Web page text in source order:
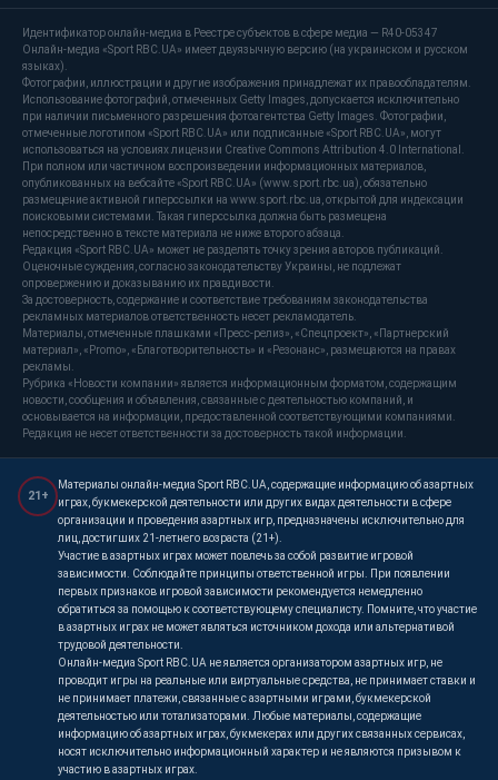
Идентификатор онлайн-медиа в Реестре субъектов в сфере медиа — R40-05347
Онлайн-медиа «Sport RBC.UA» имеет двуязычную версию (на украинском и русском
языках).
Фотографии, иллюстрации и другие изображения принадлежат их правообладателям.
Использование фотографий, отмеченных Getty Images, допускается исключительно
при наличии письменного разрешения фотоагентства Getty Images. Фотографии,
отмеченные логотипом «Sport RBC.UA» или подписанные «Sport RBC.UA», могут
использоваться на условиях лицензии Creative Commons Attribution 4.0 International.
При полном или частичном воспроизведении информационных материалов,
опубликованных на вебсайте «Sport RBC.UA» (www.sport.rbc.ua), обязательно
размещение активной гиперссылки на www.sport.rbc.ua, открытой для индексации
поисковыми системами. Такая гиперссылка должна быть размещена
непосредственно в тексте материала не ниже второго абзаца.
Редакция «Sport RBC.UA» может не разделять точку зрения авторов публикаций.
Оценочные суждения, согласно законодательству Украины, не подлежат
опровержению и доказыванию их правдивости.
За достоверность, содержание и соответствие требованиям законодательства
рекламных материалов ответственность несет рекламодатель.
Материалы, отмеченные плашками «Пресс-релиз», «Спецпроект», «Партнерский
материал», «Promo», «Благотворительность» и «Резонанс», размещаются на правах
рекламы.
Рубрика «Новости компании» является информационным форматом, содержащим
новости, сообщения и объявления, связанные с деятельностью компаний, и
основывается на информации, предоставленной соответствующими компаниями.
Редакция не несет ответственности за достоверность такой информации.
21+
Материалы онлайн-медиа Sport RBC.UA, содержащие информацию об азартных
играх, букмекерской деятельности или других видах деятельности в сфере
организации и проведения азартных игр, предназначены исключительно для
лиц, достигших 21-летнего возраста (21+).
Участие в азартных играх может повлечь за собой развитие игровой
зависимости. Соблюдайте принципы ответственной игры. При появлении
первых признаков игровой зависимости рекомендуется немедленно
обратиться за помощью к соответствующему специалисту. Помните, что участие
в азартных играх не может являться источником дохода или альтернативой
трудовой деятельности.
Онлайн-медиа Sport RBC.UA не является организатором азартных игр, не
проводит игры на реальные или виртуальные средства, не принимает ставки и
не принимает платежи, связанные с азартными играми, букмекерской
деятельностью или тотализаторами. Любые материалы, содержащие
информацию об азартных играх, букмекерах или других связанных сервисах,
носят исключительно информационный характер и не являются призывом к
участию в азартных играх.